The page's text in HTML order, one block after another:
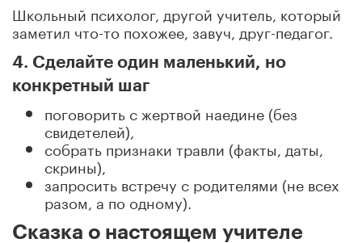
Школьный психолог, другой учитель, который
заметил что-то похожее, завуч, друг-педагог.
4. Сделайте один маленький, но
конкретный шаг
поговорить с жертвой наедине (без
свидетелей),
собрать признаки травли (факты, даты,
скрины),
запросить встречу с родителями (не всех
разом, а по одному).
Сказка о настоящем учителе